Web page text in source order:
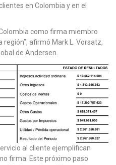
en Colombia y en el
como firma miembro
afirmó Mark L. Vorsatz,
de Andersen.
al cliente ejemplifican
firma. Este próximo paso